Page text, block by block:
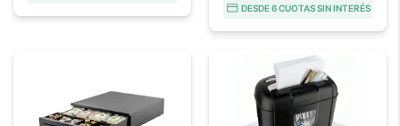
DESDE 6 CUOTAS SIN INTERÉS